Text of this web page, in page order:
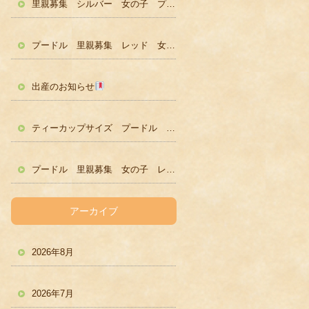
里親募集 シルバー 女の子 プードル かわいい
プードル 里親募集 レッド 女の子 かわいい
出産のお知らせ
ティーカップサイズ プードル レッド男の子 ２歳
プードル 里親募集 女の子 レッド
アーカイブ
2026年8月
2026年7月